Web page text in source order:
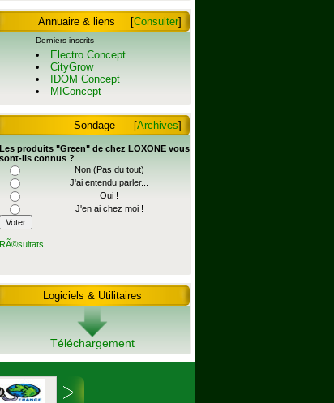
Annuaire & liens [Consulter]
Derniers inscrits
Electro Concept
CityGrow
IDOM Concept
MIConcept
Sondage [Archives]
Les produits "Green" de chez LOXONE vous
sont-ils connus ?
Non (Pas du tout)
J'ai entendu parler...
Oui !
J'en ai chez moi !
RÃ©sultats
Logiciels & Utilitaires
Téléchargement